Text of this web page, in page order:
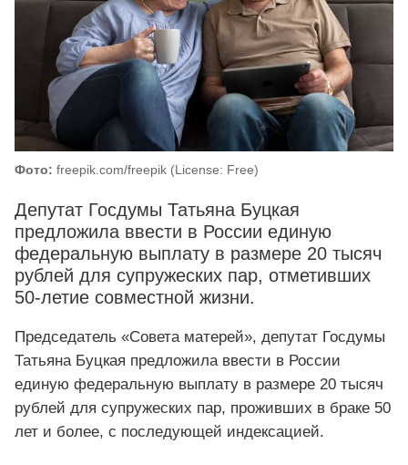
Фото: freepik.com/freepik (License: Free)
Депутат Госдумы Татьяна Буцкая
предложила ввести в России единую
федеральную выплату в размере 20 тысяч
рублей для супружеских пар, отметивших
50-летие совместной жизни.
Председатель «Совета матерей», депутат Госдумы
Татьяна Буцкая предложила ввести в России
единую федеральную выплату в размере 20 тысяч
рублей для супружеских пар, проживших в браке 50
лет и более, с последующей индексацией.